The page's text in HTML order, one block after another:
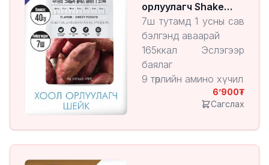
орлуулагч Shake
Sweet Potato
7ш тутамд 1 усны сав
бэлгэнд аваарай
165ккал Эслэгээр
баялаг
9 төрлийн амино хүчил
Амтат төмсний
нунтгаар баялаг
6’900
Сагслах